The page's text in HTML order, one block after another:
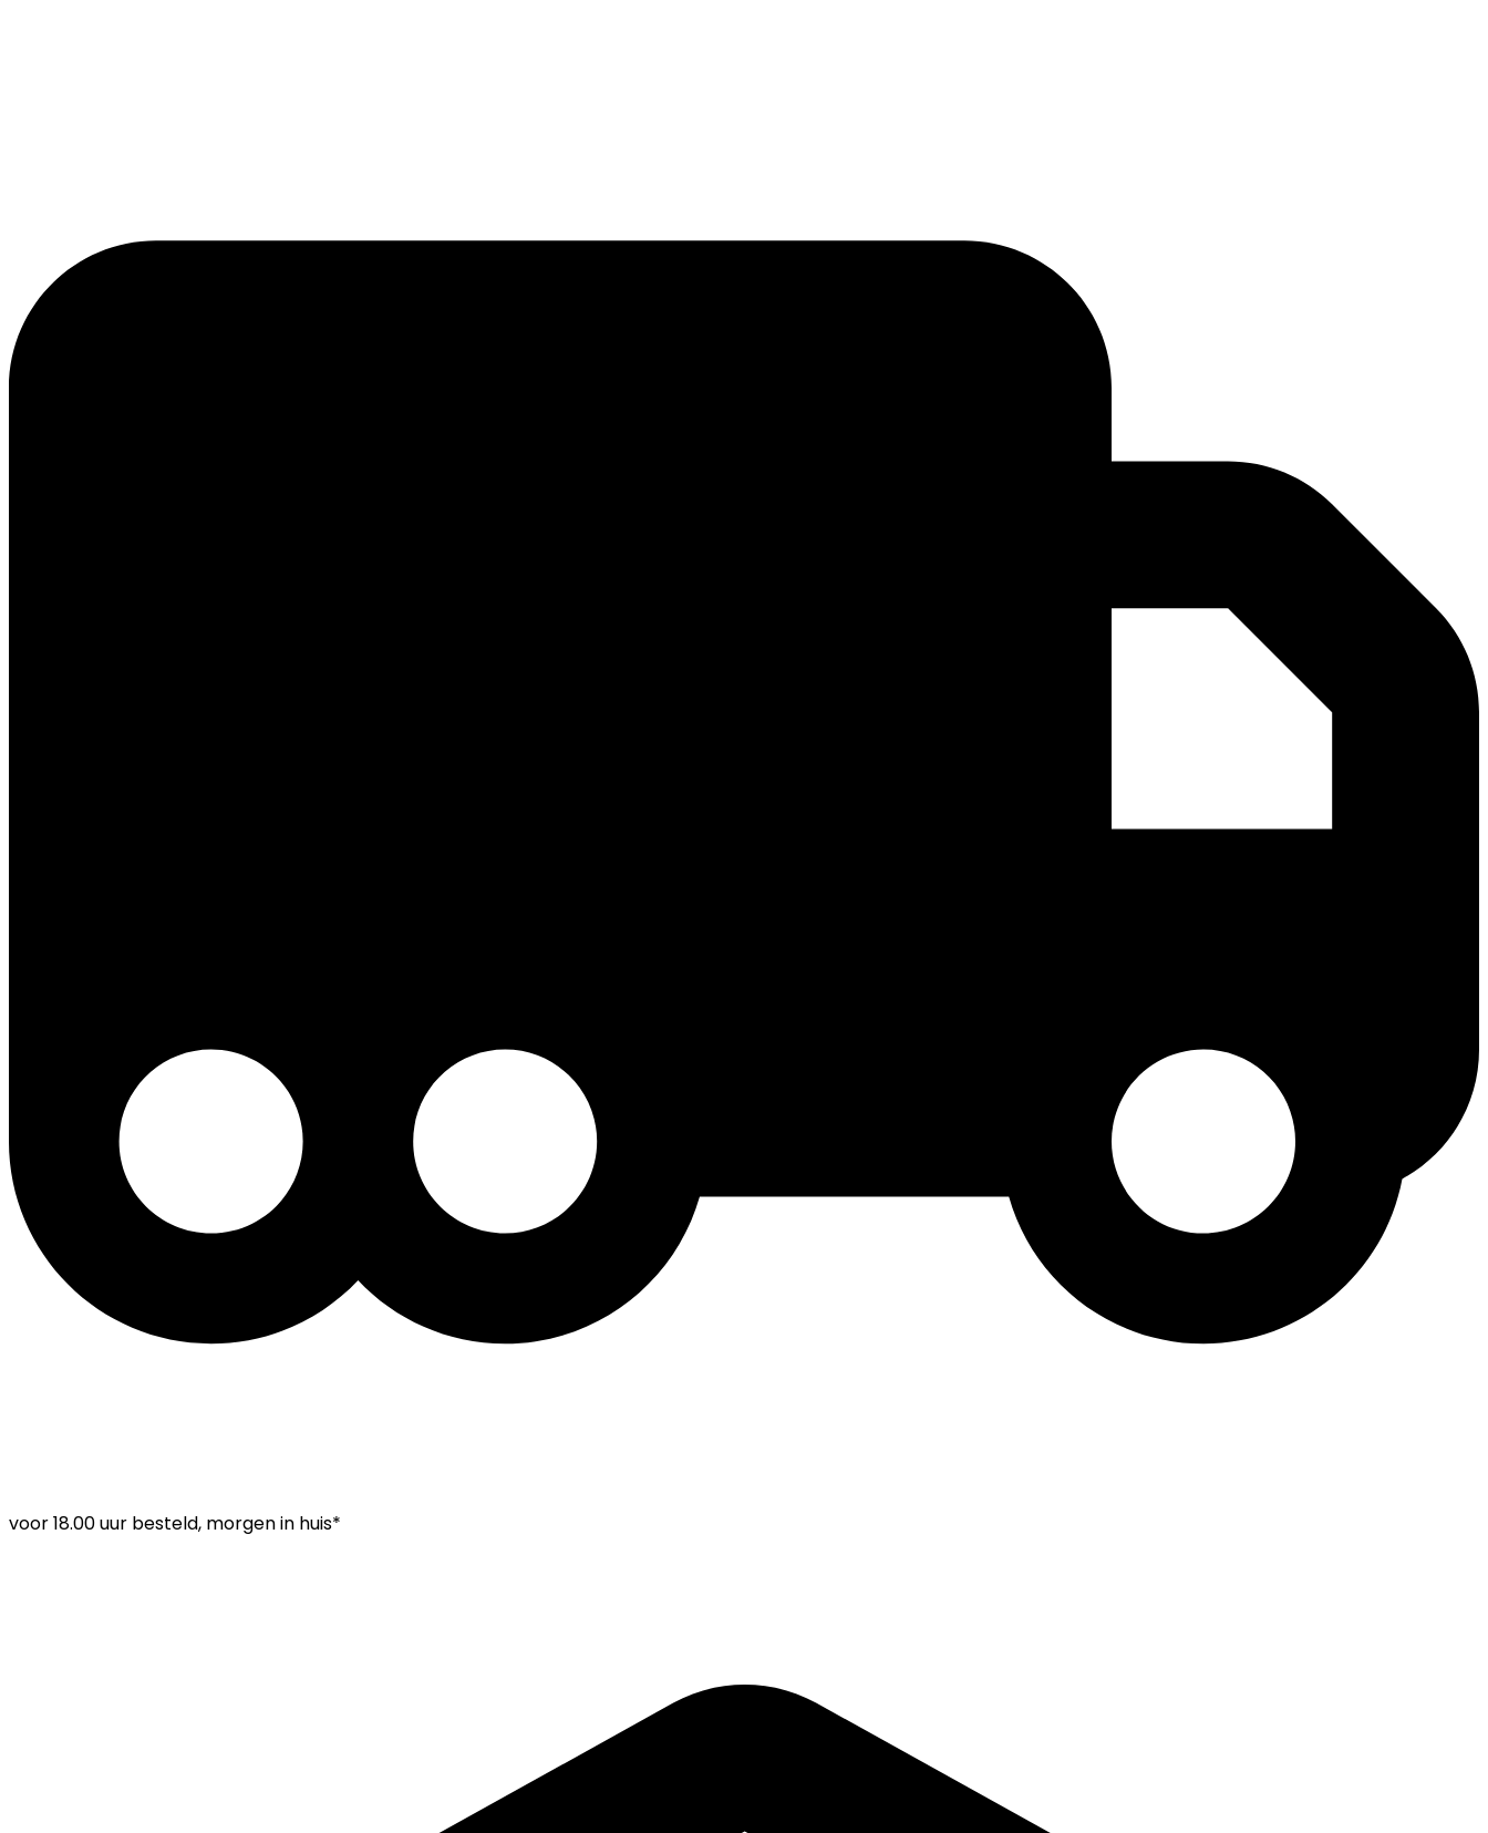
voor18.00 uur besteld, morgen in huis*